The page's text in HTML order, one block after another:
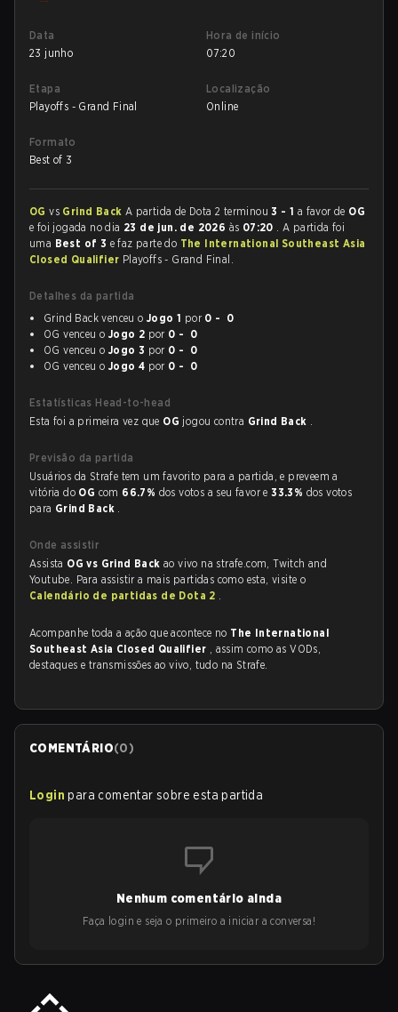
Data
23 junho
Hora de início
07:20
Etapa
Playoffs - Grand Final
Localização
Online
Formato
Best of 3
OGvs Grind Back A partida de Dota 2 terminou3 - 1 a favor de OG
e foi jogada no dia 23 de jun. de 2026 às 07:20 . A partida foi
uma Best of 3 e faz parte do The International Southeast Asia
Closed Qualifier Playoffs - Grand Final.
Detalhes da partida
Grind Back venceu o Jogo 1 por 0 - 0
OG venceu o Jogo 2 por 0 - 0
OG venceu o Jogo 3 por 0 - 0
OG venceu o Jogo 4 por 0 - 0
Estatísticas Head-to-head
Esta foi a primeira vez que OG jogou contra Grind Back .
Previsão da partida
Usuários da Strafe tem um favorito para a partida, e preveem a
vitória do OG com 66.7% dos votos a seu favor e33.3% dos votos
para Grind Back .
Onde assistir
Assista OG vs Grind Backao vivo na strafe.com, Twitch and
Youtube. Para assistir a mais partidas como esta, visite o
Calendário de partidas de Dota 2 .
Acompanhe toda a ação que acontece no The International
Southeast Asia Closed Qualifier , assim como as VODs,
destaques e transmissões ao vivo, tudo na Strafe.
COMENTÁRIO(0)
Login para comentar sobre esta partida
Nenhum comentário ainda
Faça login e seja o primeiro a iniciar a conversa!